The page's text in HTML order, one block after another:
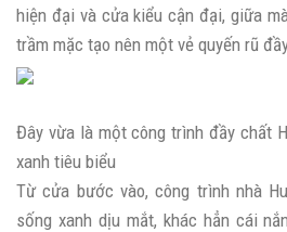
hiện đại và cửa kiểu cận đại, giữa
trầm mặc tạo nên một vẻ quyến rũ
Đây vừa là một công trình đầy chất
xanh tiêu biểu
Từ cửa bước vào, công trình nhà
sống xanh dịu mắt, khác hẳn cái